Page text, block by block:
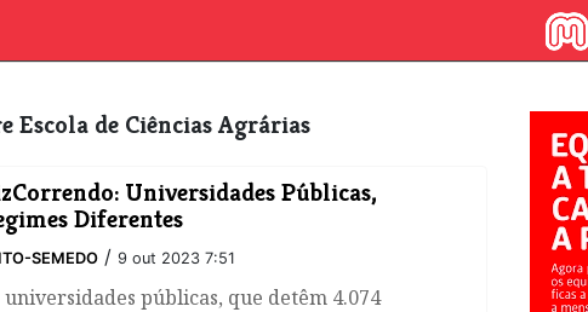
Escola de Ciências Agrárias
Universidades Públicas,
Diferentes
SEMEDO / 9 out 2023 7:51
universidades públicas, que detêm 4.074